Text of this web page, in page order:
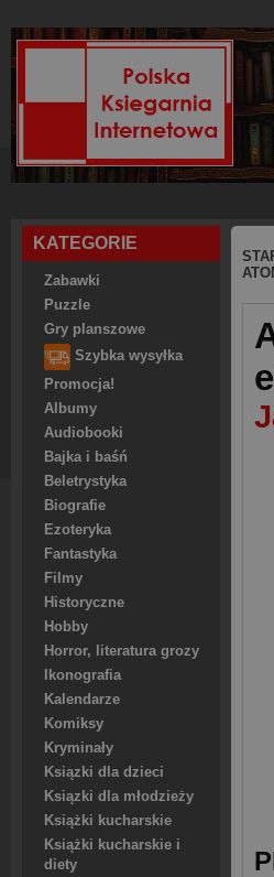
KATEGORIE
Zabawki
Puzzle
Gry planszowe
Szybka wysyłka
Promocja!
Albumy
Audiobooki
Bajka i baśń
Beletrystyka
Biografie
Ezoteryka
Fantastyka
Filmy
Historyczne
Hobby
Horror, literatura grozy
Ikonografia
Kalendarze
Komiksy
Kryminały
Ksiązki dla dzieci
Ksiązki dla młodzieży
Książki kucharskie
Książki kucharskie i
diety